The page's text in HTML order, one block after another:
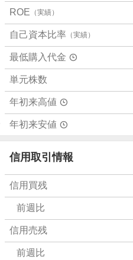
、
り
た
い
0
%
、
強
く
売
り
た
い
0
ROE （実績）
自己資本比率 （実績）
最低購入代金
単元株数
年初来高値
年初来安値
信用取引情報
信用買残
前週比
信用売残
前週比